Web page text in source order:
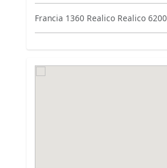
Francia 1360 Realico Realico 6200